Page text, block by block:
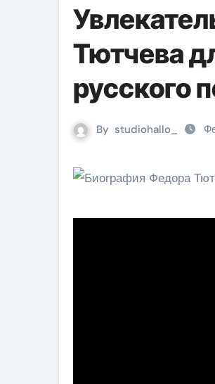
Тютчева
русского
By studiohallo_